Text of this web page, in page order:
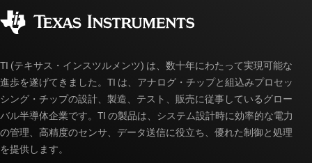
myTI アカウントの FAQ
TI (テキサス・インスツルメンツ) は、数十年にわたって実現可能な
進歩を遂げてきました。TI は、アナログ・チップと組込みプロセッ
シング・チップの設計、製造、テスト、販売に従事しているグロー
バル半導体企業です。TI の製品は、システム設計時に効率的な電力
の管理、高精度のセンサ、データ送信に役立ち、優れた制御と処理
を提供します。